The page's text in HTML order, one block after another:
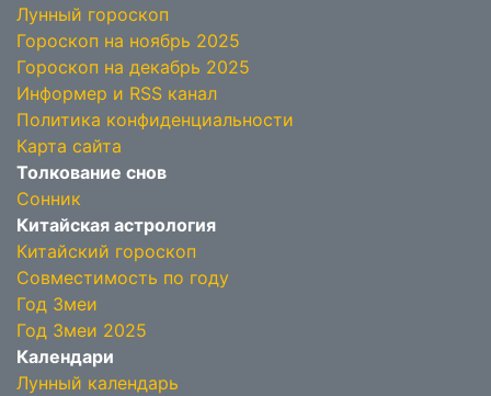
Лунный гороскоп
Гороскоп на ноябрь 2025
Гороскоп на декабрь 2025
Информер и RSS канал
Политика конфиденциальности
Карта сайта
Толкование снов
Сонник
Китайская астрология
Китайский гороскоп
Совместимость по году
Год Змеи
Год Змеи 2025
Календари
Лунный календарь